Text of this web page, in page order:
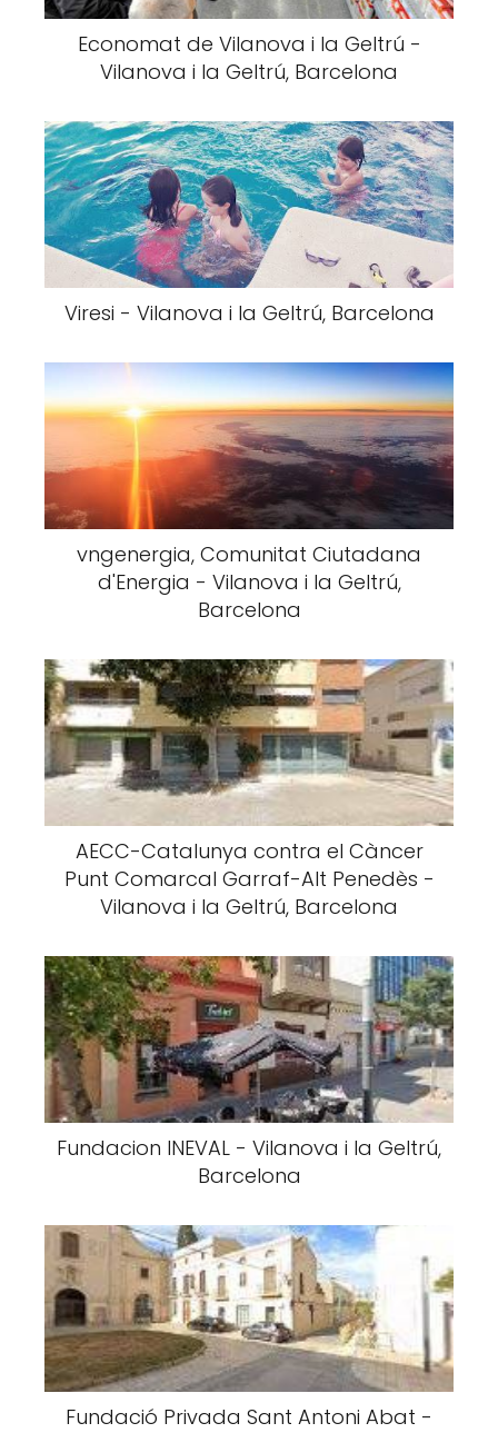
Economat de Vilanova i la Geltrú -
Vilanova i la Geltrú, Barcelona
Viresi - Vilanova i la Geltrú, Barcelona
vngenergia, Comunitat Ciutadana
d'Energia - Vilanova i la Geltrú,
Barcelona
AECC-Catalunya contra el Càncer
Punt Comarcal Garraf-Alt Penedès -
Vilanova i la Geltrú, Barcelona
Fundacion INEVAL - Vilanova i la Geltrú,
Barcelona
Fundació Privada Sant Antoni Abat -